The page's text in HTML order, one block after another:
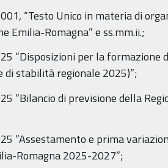
“Testo Unico in materia di
Emilia-Romagna” e ss.mm.ii.;
per la formazione
di stabilità regionale 2025)”;
di previsione della
e prima
Romagna 2025-2027”;